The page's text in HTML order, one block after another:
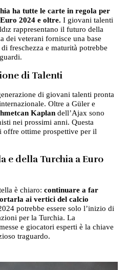
ha tutte le carte in regola per
2024 e oltre. I giovani talenti
rappresentano il futuro della
dei veterani fornisce una base
freschezza e maturità potrebbe
di Talenti
di giovani talenti pronta
Oltre a Güler e
Kaplandell’Ajax sono
nei prossimi anni. Questa
offre ottime prospettive per il
e della Turchia a Euro
è chiaro: continuare a far
ai vertici del calcio
potrebbe essere solo l’inizio di
per la Turchia. La
e giocatori esperti è la chiave
traguardo.